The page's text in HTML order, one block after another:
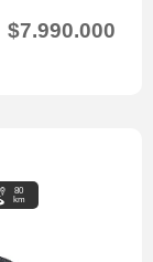
$7.990.000
80
km